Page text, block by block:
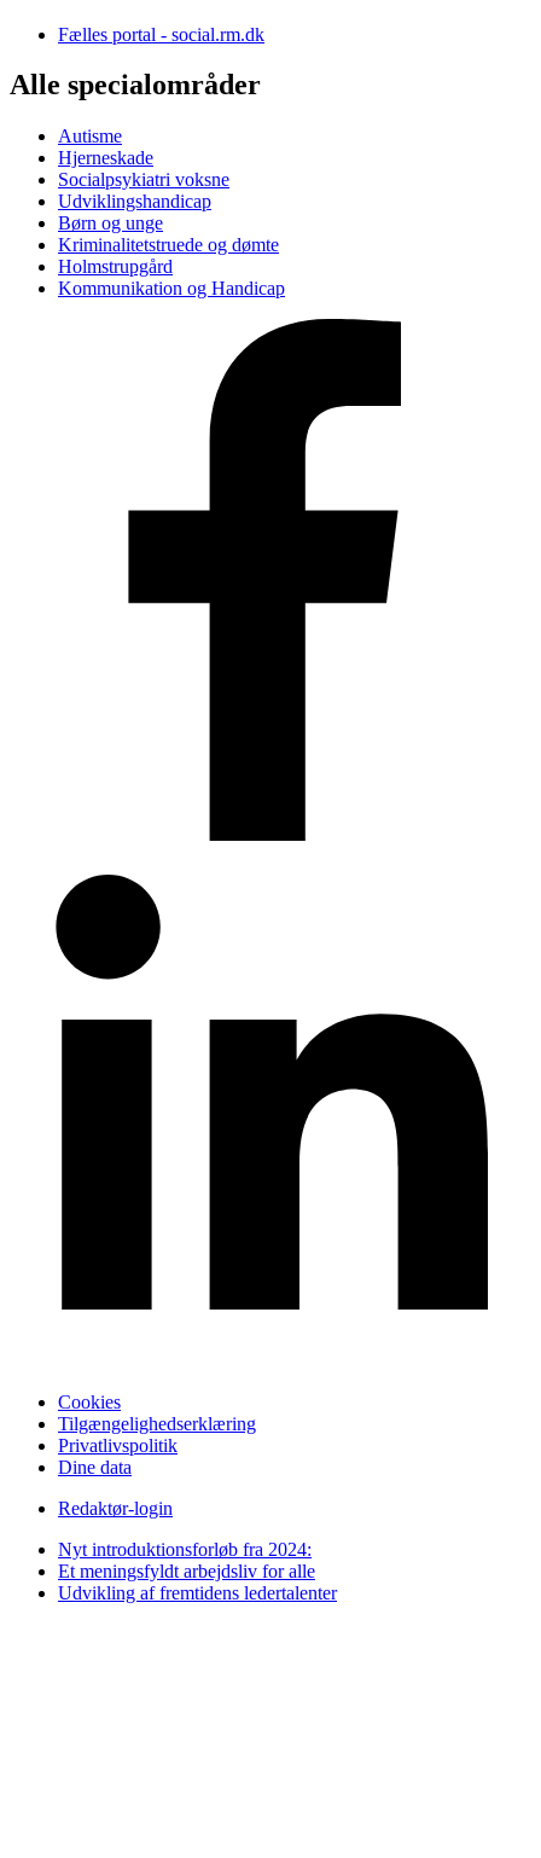
Fælles portal - social.rm.dk
Alle specialområder
Autisme
Hjerneskade
Socialpsykiatri voksne
Udviklingshandicap
Børn og unge
Kriminalitetstruede og dømte
Holmstrupgård
Kommunikation og Handicap
Cookies
Tilgængelighedserklæring
Privatlivspolitik
Dine data
Redaktør-login
Nyt introduktionsforløb fra 2024:
Et meningsfyldt arbejdsliv for alle
Udvikling af fremtidens ledertalenter